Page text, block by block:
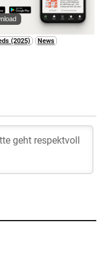
(2025)
News